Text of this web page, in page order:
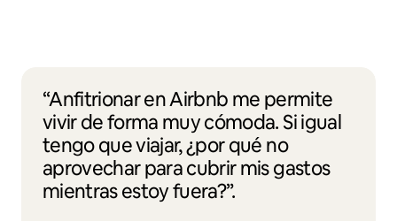
“Anfitrionar en Airbnb me permite
vivir de forma muy cómoda. Si igual
tengo que viajar, ¿por qué no
aprovechar para cubrir mis gastos
mientras estoy fuera?”.